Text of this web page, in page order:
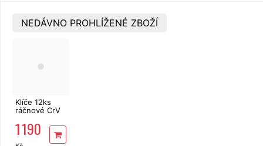
NEDÁVNO PROHLÍŽENÉ ZBOŽÍ
Klíče 12ks
ráčnové CrV
kloubem
1 190